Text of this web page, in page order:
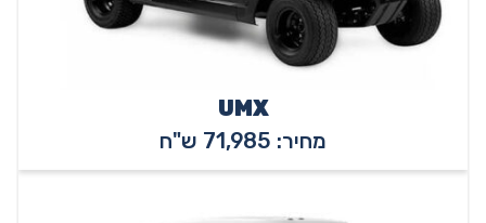
UMX
מחיר: 71,985 ש"ח